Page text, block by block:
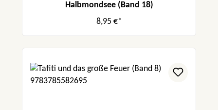
Halbmondsee (Band 18)
8,95 €*